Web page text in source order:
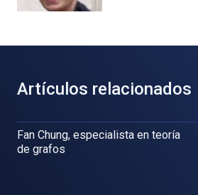
Artículos relacionados
Fan Chung, especialista en teoría
de grafos